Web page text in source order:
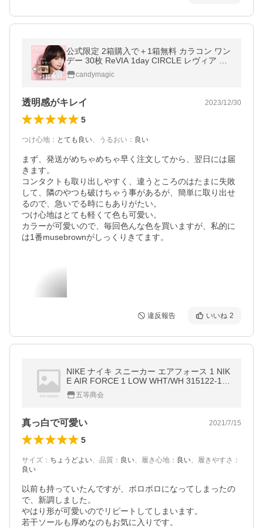
公式限定 2箱購入で＋1箱無料 カラコン ワン
デー 30枚 ReVIA 1day CIRCLE レヴィア サ
ークル ブラウン 茶色 度付き 度あり 度なし
ナチュラル 自然 UVカット
candymagic
透明感がキレイ 2023/12/30
5
つけ心地 ： とても良い、 うるおい ： 良い
まず、発送がめちゃめちゃ早く注文してから、翌日には届
きます。
コンタクトも取り出しやすく、違うところのはたまに失敗
して、隣のやつも破けちゃう事があるが、簡単に取り出せ
るので、急いでる時にもありがたい。
つけ心地はとても軽くて色も可愛い。
カラーが可愛いので、毎回色んな色を買いますが、私的に
は1番musebrownがしっくりきてます。
違反報告 いいね 2
NIKE ナイキ スニーカー エアフォース 1 NIK
E AIR FORCE 1 LOW WHT/WH 315122-111
海外並行輸入品
五等商会
真っ白で可愛い 2021/7/15
5
サイズ ： ちょうどよい、 品質 ： 良い、 履き心地 ： 良い、 履きやすさ ：
良い
以前も持っていたんですが、ボロボロになってしまったの
で、新調しました。
やはり形が可愛いのでリピートしてしまいます。
若干ソールも厚めなのもお気に入りです。